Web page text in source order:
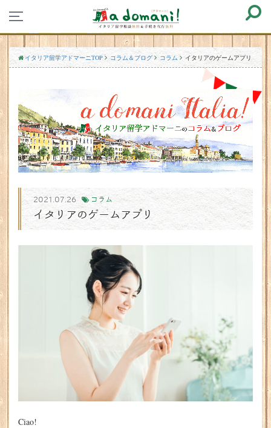
イタリア留学アドマーニTOP コラム＆ブログ コラム イタリアのゲームアプリ
2021.07.26 コラム
イタリアのゲームアプリ
Ciao!